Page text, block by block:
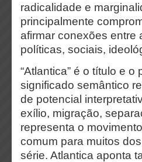
radicalidade e
principalmente
afirmar conexões entre
políticas, sociais,
“Atlantica” é o título e
significado semântico
de potencial
exílio, migração,
representa o
comum para muitos
série. Atlantica aponta